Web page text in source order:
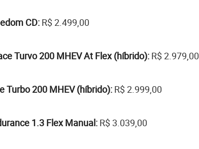
CD:R$ 2.499,00
Turvo 200 MHEV At Flex (híbrido):R$ 2.979,00
Turbo 200 MHEV (híbrido):R$ 2.999,00
1.3 Flex Manual:R$ 3.039,00